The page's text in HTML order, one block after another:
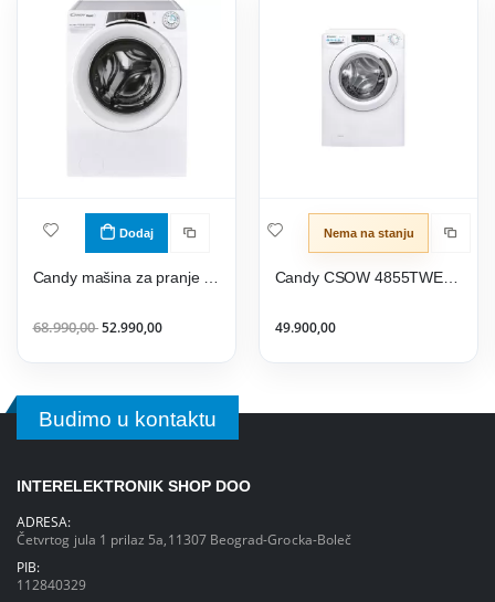
Dodaj
68.990,0052.990,00
Nema na stanju
49.900,00
Budimo u kontaktu
INTERELEKTRONIK SHOP DOO
ADRESA:
Četvrtog jula 1 prilaz 5a,11307 Beograd-Grocka-Boleč
PIB:
112840329